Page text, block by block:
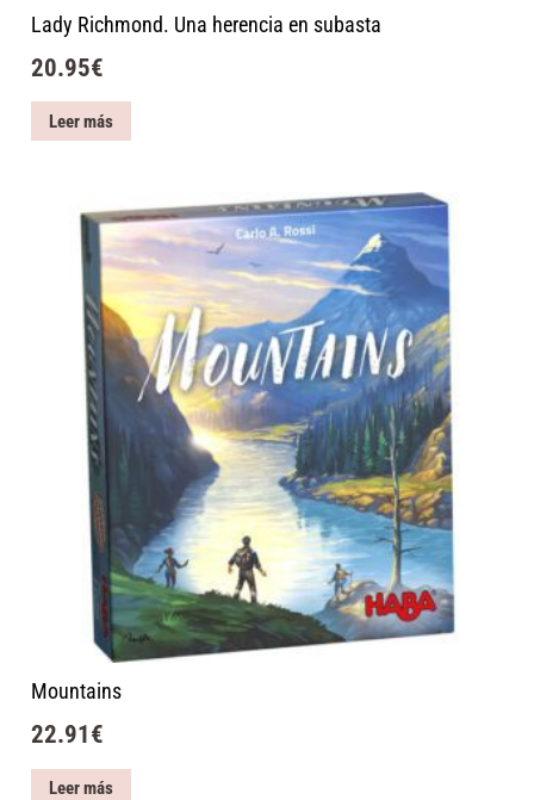
Lady Richmond. Una herencia en subasta
20.95€
Leer más
Mountains
22.91€
Leer más